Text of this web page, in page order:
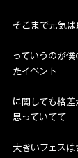
そこまで元気
っていうのが
たイベント
に関しても格
思っていてて
大きいフェス